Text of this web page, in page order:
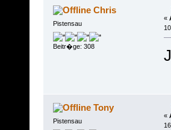
Chris
Pistensau
Beitr�ge: 308
«
Tony
Pistensau
«